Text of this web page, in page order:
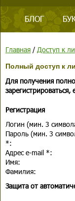
БЛОГ
Главная / Доступ к
Полный доступ к
Для получения
Регистрация
Логин (мин. 3
Пароль (мин. 3
*:
Адрес e-mail *:
Имя:
Фамилия:
Защита от